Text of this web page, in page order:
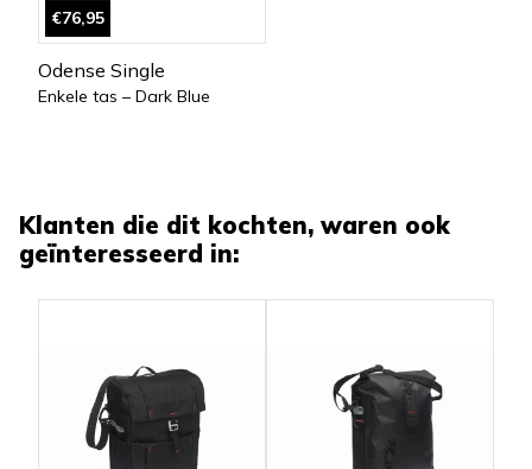
€76,95
Odense Single
Enkele tas – Dark Blue
Klanten die dit kochten, waren ook
geïnteresseerd in: